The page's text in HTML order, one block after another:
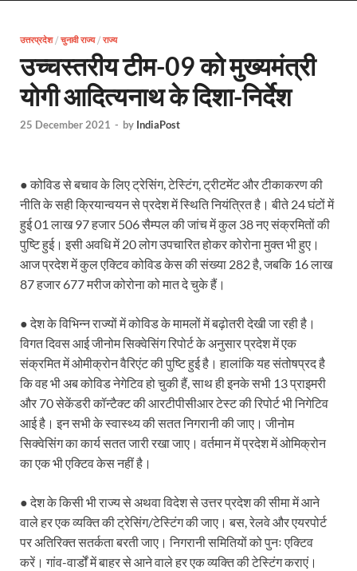
Bharat Tex 2026: टेक्सटाइल निवेश के प्रमुख गंतव्य के
Shri Ram Mandir: श्रीराम मंदिर चढ़ावा चोरी के
Lok Sanvardhan Parva: देहरादून में मुख्यमंत्री पुष्कर सिंह
West Bengal Rajya Sabha By-Election: चुनाव
Shri Kashi Vishwanath Mandir: उत्तरकाशी में CM
Dr.Teejan Bai: विश्वविख्यात पंडवानी गायिका, पद्म
Khatipura Mega Coach Care Terminal: खातीपुरा में
Sundarpura Railway Station: खाटू श्याम जी के भक्तो
Jan-Jan Ki Sarkar Abhiyan: 4 जुलाई से फिर शुरु होगा
आ गई यूपी बीजेपी संगठन की लिस्ट, देखिए कौन-कौन है इस
Chhattisgarh UCC: छत्तीसगढ़ में UCC का खाका तैयार
9New Sectoral Policy: 9 नई सेक्टोरल पॉलिसी, एक
संयुक्त निदेशक के एस चौहान ने मुख्यमंत्री को भेंट की अपनी
उत्तरप्रदेश/ चुनावी राज्य/ राज्य
उच्चस्तरीय टीम-09 को मुख्यमंत्री
योगी आदित्यनाथ के दिशा-निर्देश
25 December 2021 - by IndiaPost
● कोविड से बचाव के लिए ट्रेसिंग, टेस्टिंग, ट्रीटमेंट और टीकाकरण की
नीति के सही क्रियान्वयन से प्रदेश में स्थिति नियंत्रित है। बीते 24 घंटों में
हुई 01 लाख 97 हजार 506 सैम्पल की जांच में कुल 38 नए संक्रमितों की
पुष्टि हुई। इसी अवधि में 20 लोग उपचारित होकर कोरोना मुक्त भी हुए।
आज प्रदेश में कुल एक्टिव कोविड केस की संख्या 282 है, जबकि 16 लाख
87 हजार 677 मरीज कोरोना को मात दे चुके हैं।
● देश के विभिन्न राज्यों में कोविड के मामलों में बढ़ोतरी देखी जा रही है।
विगत दिवस आई जीनोम सिक्वेसिंग रिपोर्ट के अनुसार प्रदेश में एक
संक्रमित में ओमीक्रोन वैरिएंट की पुष्टि हुई है। हालांकि यह संतोषप्रद है
कि वह भी अब कोविड नेगेटिव हो चुकी हैं, साथ ही इनके सभी 13 प्राइमरी
और 70 सेकेंडरी कॉन्टैक्ट की आरटीपीसीआर टेस्ट की रिपोर्ट भी निगेटिव
आई है। इन सभी के स्वास्थ्य की सतत निगरानी की जाए। जीनोम
सिक्वेसिंग का कार्य सतत जारी रखा जाए। वर्तमान में प्रदेश में ओमिक्रोन
का एक भी एक्टिव केस नहीं है।
● देश के किसी भी राज्य से अथवा विदेश से उत्तर प्रदेश की सीमा में आने
वाले हर एक व्यक्ति की ट्रेसिंग/टेस्टिंग की जाए। बस, रेलवे और एयरपोर्ट
पर अतिरिक्त सतर्कता बरती जाए। निगरानी समितियों को पुनः एक्टिव
करें। गांव-वार्डों में बाहर से आने वाले हर एक व्यक्ति की टेस्टिंग कराएं।